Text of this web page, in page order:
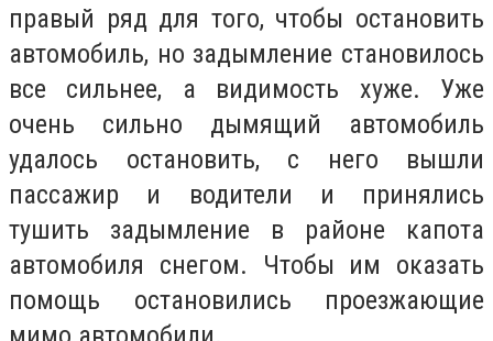
правый ряд для того, чтобы остановить
автомобиль, но задымление становилось
все сильнее, а видимость хуже. Уже
очень сильно дымящий автомобиль
удалось остановить, с него вышли
пассажир и водители и принялись
тушить задымление в районе капота
автомобиля снегом. Чтобы им оказать
помощь остановились проезжающие